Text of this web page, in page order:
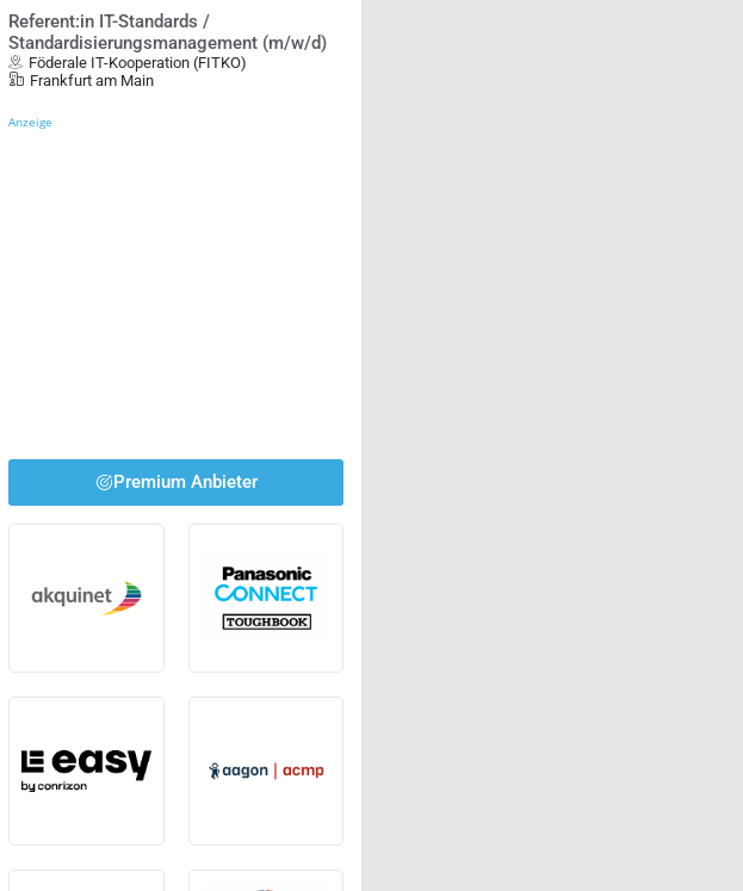
Referent:in IT-Standards /
Standardisierungsmanagement (m/w/d)
Föderale IT-Kooperation (FITKO)
Frankfurt am Main
Anzeige
Premium Anbieter